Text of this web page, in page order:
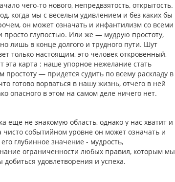
чего-то нового, непредвзятость, открытость.
когда мы с веселым удивлением и без каких бы
он может означать и инфантилизм со всеми
просто глупостью. Или же — мудрую простоту,
лишь в конце долгого и трудного пути. Шут
только настоящим, это человек откровенный,
карта : наше упорное нежелание стать
— придется судить по всему раскладу в
готово ворваться в нашу жизнь, отчего в ней
опасного в этом на самом деле ничего нет.
еще не знакомую область, однако у нас хватит и
событийном уровне он может означать и
глубинное значение - мудрость,
ограниченности любых правил, которым мы
удовлетворения и успеха.